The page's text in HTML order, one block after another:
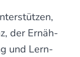
der Ernäh­
und Lern-